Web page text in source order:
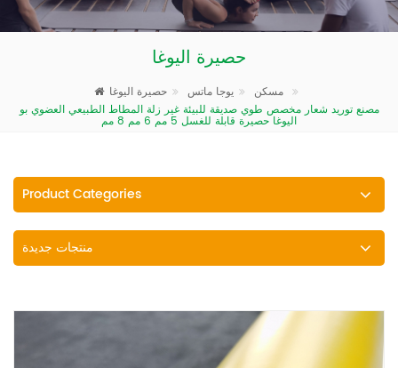
حصيرة اليوغا
مسكن يوجا ماتس
مصنع توريد شعار مخصص طوي صديقة للبيئة غير زلة المطاط الطبيعي العضوي بو
اليوغا حصيرة قابلة للغسل 5 مم 6 مم 8 مم
Product Categories
منتجات جديدة